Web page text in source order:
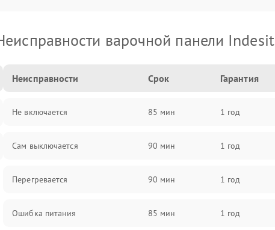
варочной панели Indesit
Неисправности Срок Гарантия
Не включается 85 мин 1 год
Сам выключается 90 мин 1 год
Перегревается 90 мин 1 год
Ошибка питания 85 мин 1 год